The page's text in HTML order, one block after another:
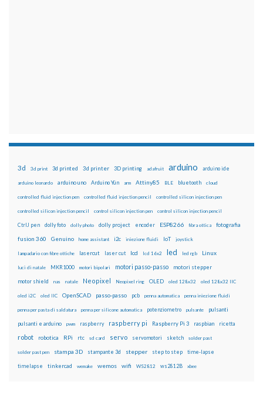
3d 3d print 3d printed 3d printer 3D printing adafruit arduino arduino ide
arduino leonardo arduino uno Arduino Yún arm Attiny85 BLE bluetooth cloud
controlled fluid injection pen controlled fluid injection pencil controlled silicon injection pen
controlled silicon injection pencil control silicon injection pen control silicon injection pencil
CtrlJ pen dolly foto dolly photo dolly project encoder ESP8266 fibra ottica fotografia
fusion 360 Genuino home assistant i2c iniezione fluidi IoT joystick
lampadario con fibre ottiche lasercut laser cut lcd lcd 16x2 led led rgb Linux
luci di natale MKR1000 motori bipolari motori passo-passo motori stepper
motor shield nas natale Neopixel Neopixel ring OLED oled 128x32 oled 128x32 IIC
oled i2C oled IIC OpenSCAD passo-passo pcb penna automatica penna iniezione fluidi
penna per pasta di saldatura penna per silicone automatica potenziometro pulsante pulsanti
pulsanti e arduino pwm raspberry raspberry pi Raspberry Pi 3 raspbian ricetta
robot robotica RPi rtc sd card servo servomotori sketch solder past
solder past pen stampa 3D stampante 3d stepper step to step time-lapse
timelapse tinkercad wemake wemos wifi WS2812 ws2812B xbee